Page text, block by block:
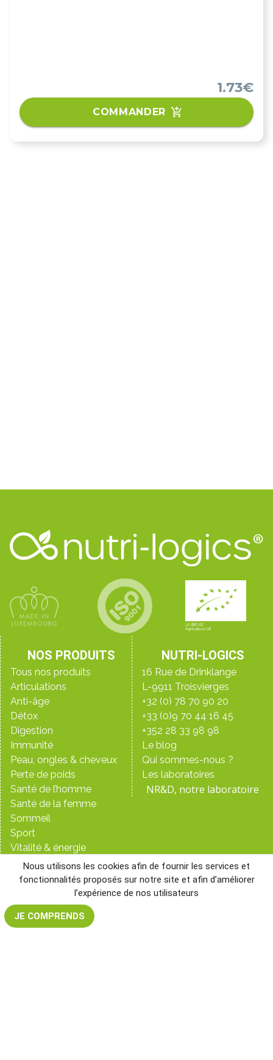
1.73€
COMMANDER
NOS PRODUITS
Tous nos produits
Articulations
Anti-âge
Détox
Digestion
Immunité
Peau, ongles & cheveux
Perte de poids
Santé de l’homme
Santé de la femme
Sommeil
Sport
Vitalité & énergie
NUTRI-LOGICS
16 Rue de Drinklange
L-9911 Troisvierges
+32 (0) 78 70 90 20
+33 (0)9 70 44 16 45
+352 28 33 98 98
Le blog
Qui sommes-nous ?
Les laboratoires
NR&D, notre laboratoire
BESOIN D’AIDE ?
info@nutri-logics.com
Contactez-nous
Professionnel de la santé
NOS RÉSEAUX
SOCIAUX
Nous utilisons les cookies afin de fournir les services et
fonctionnalités proposés sur notre site et afin d’améliorer
l’expérience de nos utilisateurs
JE COMPRENDS